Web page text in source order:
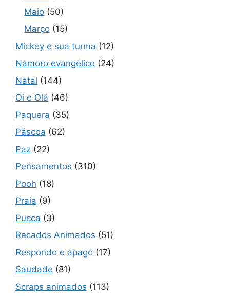
Maio (50)
Março (15)
Mickey e sua turma (12)
Namoro evangélico (24)
Natal (144)
Oi e Olá (46)
Paquera (35)
Páscoa (62)
Paz (22)
Pensamentos (310)
Pooh (18)
Praia (9)
Pucca (3)
Recados Animados (51)
Respondo e apago (17)
Saudade (81)
Scraps animados (113)